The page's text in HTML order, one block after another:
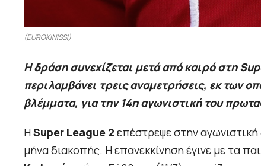
(EUROKINISSI)
Η δράση συνεχίζεται μετά από καιρό στη
περιλαμβάνει τρεις αναμετρήσεις, εκ των
βλέμματα, για την 14η αγωνιστική του
ΗSuper League 2 επέστρεψε στην
μήνα διακοπής. Η επανεκκίνηση έγινε με τα